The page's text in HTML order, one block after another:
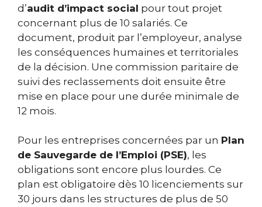
d’audit d’impact social pour tout projet
concernant plus de 10 salariés. Ce
document, produit par l’employeur, analyse
les conséquences humaines et territoriales
de la décision. Une commission paritaire de
suivi des reclassements doit ensuite être
mise en place pour une durée minimale de
12 mois.
Pour les entreprises concernées par un Plan
de Sauvegarde de l’Emploi (PSE), les
obligations sont encore plus lourdes. Ce
plan est obligatoire dès 10 licenciements sur
30 jours dans les structures de plus de 50